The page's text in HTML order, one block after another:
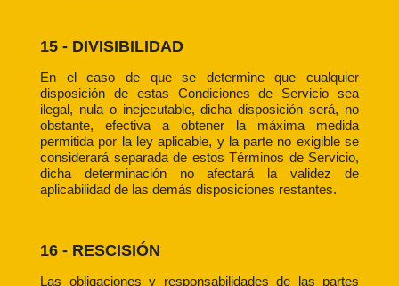
15 - DIVISIBILIDAD
En el caso de que se determine que cualquier
disposición de estas Condiciones de Servicio sea
ilegal, nula o inejecutable, dicha disposición será, no
obstante, efectiva a obtener la máxima medida
permitida por la ley aplicable, y la parte no exigible se
considerará separada de estos Términos de Servicio,
dicha determinación no afectará la validez de
aplicabilidad de las demás disposiciones restantes.
16 - RESCISIÓN
Las obligaciones y responsabilidades de las partes